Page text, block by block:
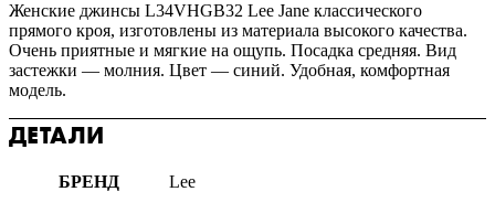
Женские джинсы L34VHGB32 Lee Jane классического
прямого кроя, изготовлены из материала высокого качества.
Очень приятные и мягкие на ощупь. Посадка средняя. Вид
застежки — молния. Цвет — синий. Удобная, комфортная
модель.
ДЕТАЛИ
БРЕНД Lee